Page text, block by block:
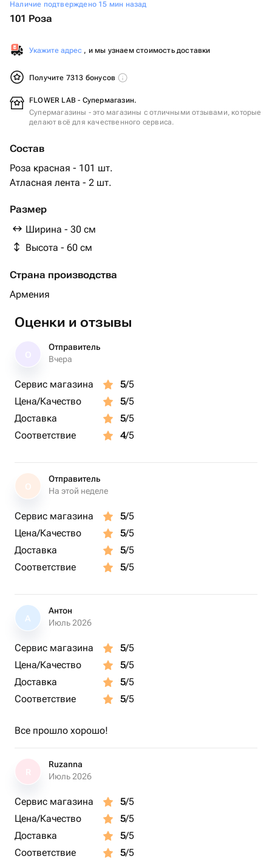
Наличие подтверждено 15 мин назад
101 Роза
Укажите адрес , и мы узнаем стоимость доставки
Получите 7313 бонусов
FLOWER LAB - Супермагазин.
Супермагазины - это магазины с отличными отзывами, которые
делают всё для качественного сервиса.
Состав
Роза красная - 101 шт.
Атласная лента - 2 шт.
Размер
Ширина - 30 см
Высота - 60 см
Страна производства
Армения
Оценки и отзывы
Отправитель
Вчера
Сервис магазина 5/5
Цена/Качество
5/5
Доставка
5/5
Соответствие
4/5
О
Отправитель
На этой неделе
Сервис магазина 5/5
Цена/Качество
5/5
Доставка
5/5
Соответствие
5/5
А
Антон
Июль 2026
Сервис магазина 5/5
Цена/Качество
5/5
Доставка
5/5
Соответствие
5/5
Все прошло хорошо!
Ruzanna
Июль 2026
Сервис магазина 5/5
Цена/Качество
5/5
Доставка
5/5
Соответствие
5/5